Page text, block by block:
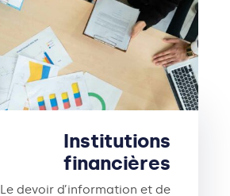
Institutions
financières
Le devoir d’information et de